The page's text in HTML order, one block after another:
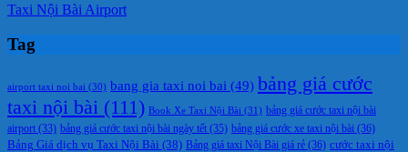
Taxi Nội Bài Airport
Tag
airport taxi noi bai (30) bang gia taxi noi bai (49) bảng giá cước
taxi nội bài (111) Book Xe Taxi Nội Bài (31) bảng giá cước taxi nội bài
airport (33) bảng giá cước taxi nội bài ngày tết (35) bảng giá cước xe taxi nội bài (36)
Bảng Giá dịch vụ Taxi Nội Bài (38) Bảng giá taxi Nội Bài giá rẻ (36) cước taxi nội